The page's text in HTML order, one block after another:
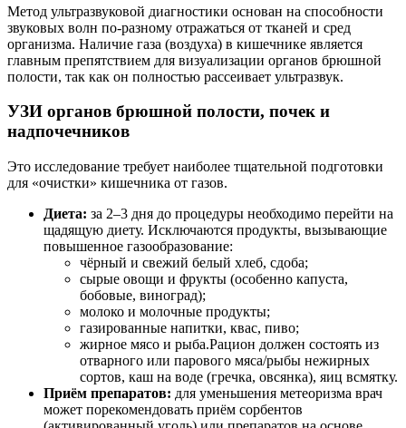
Метод ультразвуковой диагностики основан на способности
звуковых волн по-разному отражаться от тканей и сред
организма. Наличие газа (воздуха) в кишечнике является
главным препятствием для визуализации органов брюшной
полости, так как он полностью рассеивает ультразвук.
УЗИ органов брюшной полости, почек и
надпочечников
Это исследование требует наиболее тщательной подготовки
для «очистки» кишечника от газов.
Диета: за 2–3 дня до процедуры необходимо перейти на
щадящую диету. Исключаются продукты, вызывающие
повышенное газообразование:
чёрный и свежий белый хлеб, сдоба;
сырые овощи и фрукты (особенно капуста,
бобовые, виноград);
молоко и молочные продукты;
газированные напитки, квас, пиво;
жирное мясо и рыба.Рацион должен состоять из
отварного или парового мяса/рыбы нежирных
сортов, каш на воде (гречка, овсянка), яиц всмятку.
Приём препаратов: для уменьшения метеоризма врач
может порекомендовать приём сорбентов